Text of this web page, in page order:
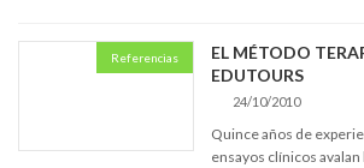
Referencias
EL MÉTODO
EDUTOURS
24/10/2010
Quince años de
ensayos clínicos